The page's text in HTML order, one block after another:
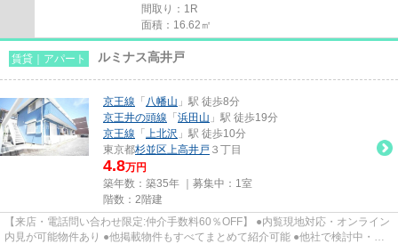
間取り：1R
面積：16.62㎡
賃貸｜アパート ルミナス高井戸
京王線 「 八幡山 」駅 徒歩8分
京王井の頭線 「 浜田山 」駅 徒歩19分
京王線 「 上北沢 」駅 徒歩10分
東京都杉並区上高井戸 ３丁目
4.8万円
築年数：築35年 ｜募集中： 1室
階数：2階建
【来店・電話問い合わせ限定:仲介手数料60％OFF】 ●内覧現地対応・オンライン
内見が可能物件あり ●他掲載物件もすべてまとめて紹介可能 ●他社で検討中・申